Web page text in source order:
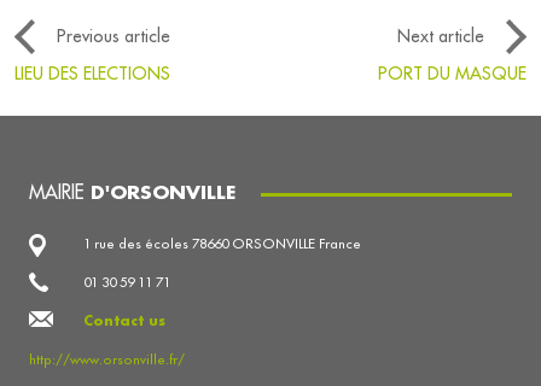
Previous article
Next article
LIEU DES ELECTIONS
PORT DU MASQUE
MAIRIE D'ORSONVILLE
1 rue des écoles 78660 ORSONVILLE France
01 30 59 11 71
Contact us
http://www.orsonville.fr/